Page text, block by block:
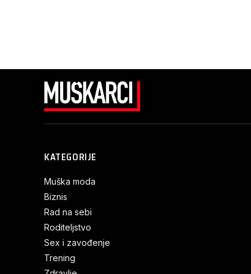
KATEGORIJE
Muška moda
Biznis
Rad na sebi
Roditeljstvo
Sex i zavođenje
Trening